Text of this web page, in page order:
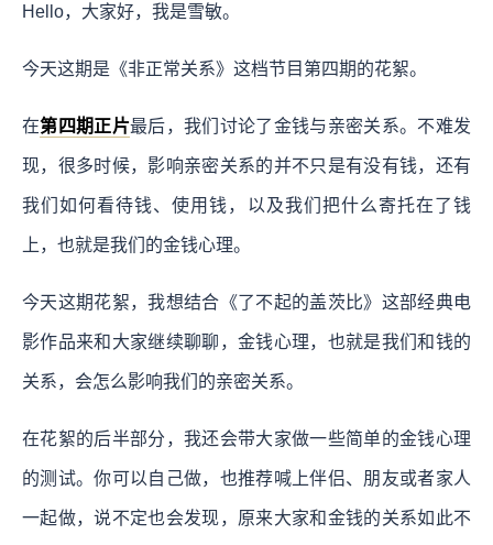
Hello，大家好，我是雪敏。
今天这期是《非正常关系》这档节目第四期的花絮。
在第四期正片最后，我们讨论了金钱与亲密关系。不难发
现，很多时候，影响亲密关系的并不只是有没有钱，还有
我们如何看待钱、使用钱，以及我们把什么寄托在了钱
上，也就是我们的金钱心理。
今天这期花絮，我想结合《了不起的盖茨比》这部经典电
影作品来和大家继续聊聊，金钱心理，也就是我们和钱的
关系，会怎么影响我们的亲密关系。
在花絮的后半部分，我还会带大家做一些简单的金钱心理
的测试。你可以自己做，也推荐喊上伴侣、朋友或者家人
一起做，说不定也会发现，原来大家和金钱的关系如此不